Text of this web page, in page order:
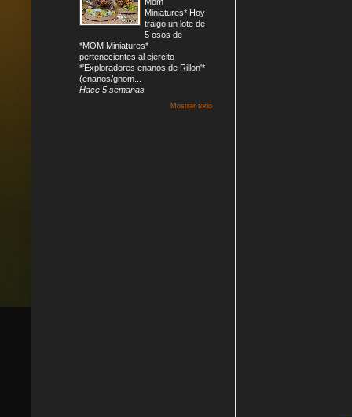
Miniatures* Hoy
traigo un lote de
5 osos de
*MOM Miniatures*
pertenecientes al ejercito
*'Exploradores enanos de Rillon'*
(enanos/gnom...
Hace 5 semanas
Mostrar todo